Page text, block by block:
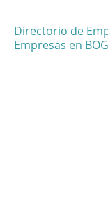
Directorio de
Empresas en